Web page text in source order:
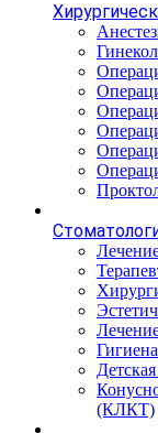
(КЛКТ)